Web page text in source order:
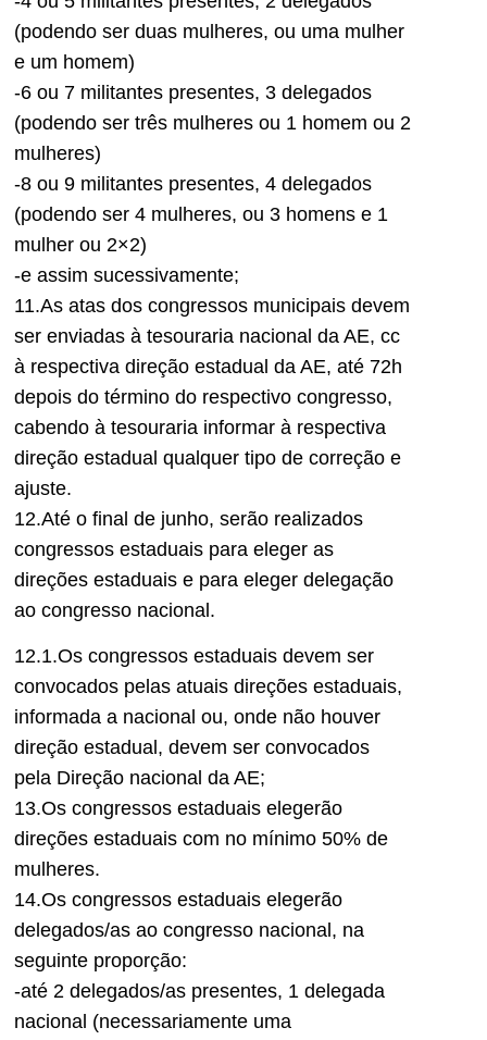
(podendo ser duas mulheres, ou uma mulher
e um homem)
-6 ou 7 militantes presentes, 3 delegados
(podendo ser três mulheres ou 1 homem ou 2
mulheres)
-8 ou 9 militantes presentes, 4 delegados
(podendo ser 4 mulheres, ou 3 homens e 1
mulher ou 2×2)
-e assim sucessivamente;
11.As atas dos congressos municipais devem
ser enviadas à tesouraria nacional da AE, cc
à respectiva direção estadual da AE, até 72h
depois do término do respectivo congresso,
cabendo à tesouraria informar à respectiva
direção estadual qualquer tipo de correção e
ajuste.
12.Até o final de junho, serão realizados
congressos estaduais para eleger as
direções estaduais e para eleger delegação
ao congresso nacional.
12.1.Os congressos estaduais devem ser
convocados pelas atuais direções estaduais,
informada a nacional ou, onde não houver
direção estadual, devem ser convocados
pela Direção nacional da AE;
13.Os congressos estaduais elegerão
direções estaduais com no mínimo 50% de
mulheres.
14.Os congressos estaduais elegerão
delegados/as ao congresso nacional, na
seguinte proporção:
-até 2 delegados/as presentes, 1 delegada
nacional (necessariamente uma